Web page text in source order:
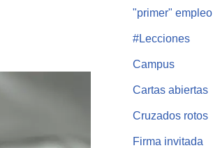
"primer" empleo
#Lecciones
Campus
Cartas abiertas
Cruzados rotos
Firma invitada